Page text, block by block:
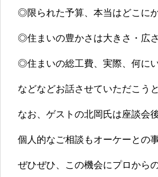
◎限られた予算、本当はどこに
◎住まいの豊かさは大きさ・広
◎住まいの総工費、実際、何に
などなどお話させていただこう
なお、ゲストの北岡氏は座談会
個人的なご相談もオーケーとの
ぜひぜひ、この機会にプロから